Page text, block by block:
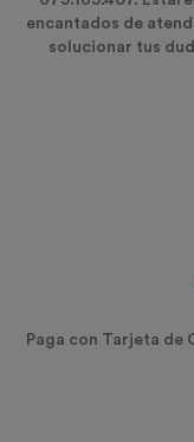
encantados de
solucionar tus
Paga con Tarjeta de